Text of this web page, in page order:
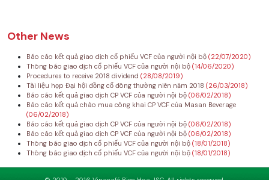
Other News
Báo cáo kết quả giao dịch cổ phiếu VCF của người nội bộ (22/07/2020)
Thông báo giao dịch cổ phiếu VCF của người nội bộ (14/06/2020)
Procedures to receive 2018 dividend (28/08/2019)
Tài liệu họp Đại hội đồng cổ đông thường niên năm 2018 (26/03/2018)
Báo cáo kết quả giao dịch CP VCF của người nội bộ (06/02/2018)
Báo cáo kết quả chào mua công khai CP VCF của Masan Beverage
(06/02/2018)
Báo cáo kết quả giao dịch CP VCF của người nội bộ (06/02/2018)
Báo cáo kết quả giao dịch CP VCF của người nội bộ (06/02/2018)
Thông báo giao dịch cổ phiếu VCF của người nội bộ (18/01/2018)
Thông báo giao dịch cổ phiếu VCF của người nội bộ (18/01/2018)